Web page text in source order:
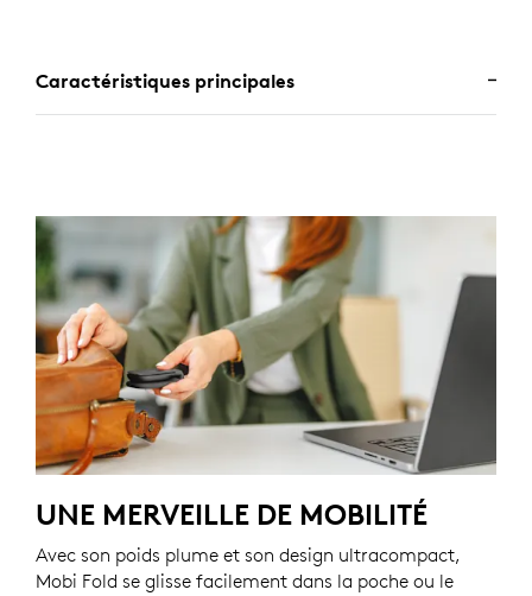
Caractéristiques principales
UNE MERVEILLE DE MOBILITÉ
Avec son poids plume et son design ultracompact,
Mobi Fold se glisse facilement dans la poche ou le